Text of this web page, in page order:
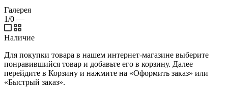
Галерея
1/0 —
Наличие
Для покупки товара в нашем интернет-магазине выберите
понравившийся товар и добавьте его в корзину. Далее
перейдите в Корзину и нажмите на «Оформить заказ» или
«Быстрый заказ».